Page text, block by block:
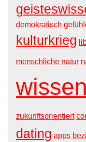
demokratisch
kulturkrieg
menschliche natur
zukunftsorientiert
dating apps